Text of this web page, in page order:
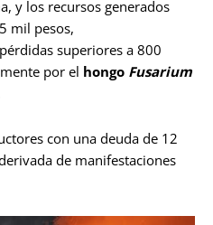
y los recursos generados
mil pesos,
superiores a 800
por el hongo Fusarium
con una deuda de 12
de manifestaciones